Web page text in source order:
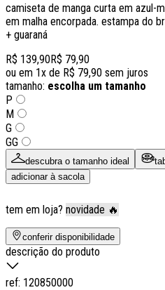
camiseta de manga curta em azul-
em malha encorpada. estampa do
+ guaraná
R$ 139,90R$ 79,90
ou em 1x de R$ 79,90 sem juros
tamanho: escolha um tamanho
P
M
G
GG
descubra o tamanho ideal
adicionar à sacola
tem em loja? novidade 🔥
conferir disponibilidade
descrição do produto
ref: 120850000